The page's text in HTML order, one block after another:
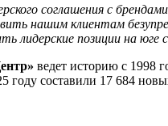
соглашения с брендами
нашим клиентам
лидерские позиции на юге
ведет историю с 1998
году составили 17 684